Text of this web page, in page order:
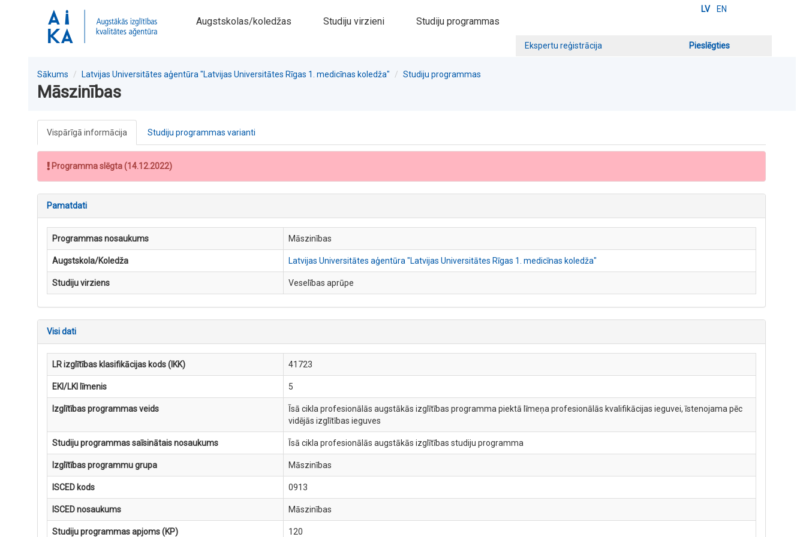
LV EN
Augstskolas/koledžas Studiju virzieni Studiju programmas
Ekspertu reģistrācija Pieslēgties
Sākums Latvijas Universitātes aģentūra "Latvijas Universitātes Rīgas 1. medicīnas koledža" Studiju programmas
Māszinības
Vispārīgā informācija Studiju programmas varianti
Programma slēgta (14.12.2022)
Pamatdati
Programmas nosaukums Māszinības
Augstskola/Koledža Latvijas Universitātes aģentūra "Latvijas Universitātes Rīgas 1. medicīnas koledža"
Studiju virziens Veselības aprūpe
Visi dati
LR izglītības klasifikācijas kods (IKK) 41723
EKI/LKI līmenis 5
Izglītības programmas veids
Īsā cikla profesionālās augstākās izglītības programma piektā līmeņa profesionālās kvalifikācijas ieguvei, īstenojama pēc
vidējās izglītības ieguves
Studiju programmas saīsinātais nosaukums Īsā cikla profesionālās augstākās izglītības studiju programma
Izglītības programmu grupa Māszinības
ISCED kods 0913
ISCED nosaukums Māszinības
Studiju programmas apjoms (KP) 120